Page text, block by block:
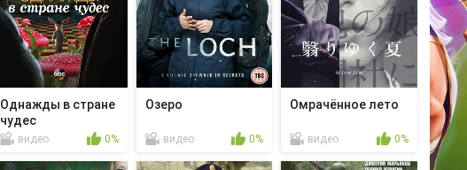
Однажды в стране
чудес
видео 0%
Озеро
видео 0%
Омрачённое лето
видео 0%